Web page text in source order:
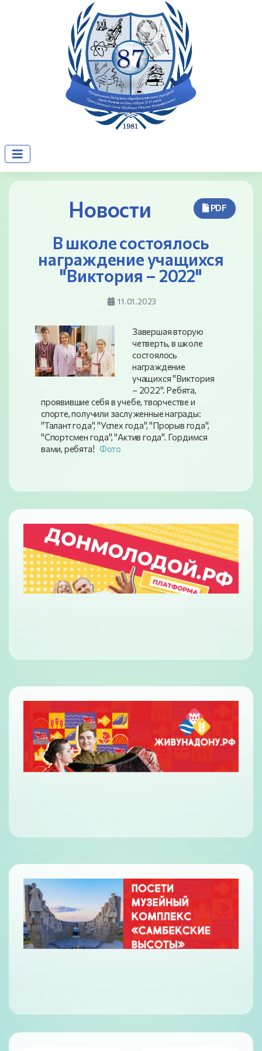
PDF
Новости
В школе состоялось
награждение учащихся
"Виктория – 2022"
11.01.2023
Завершая вторую
четверть, в школе
состоялось
награждение
учащихся "Виктория
– 2022". Ребята,
проявившие себя в учебе, творчестве и
спорте, получили заслуженные награды:
"Талант года", "Успех года", "Прорыв года",
"Спортсмен года", "Актив года". Гордимся
вами, ребята! Фото